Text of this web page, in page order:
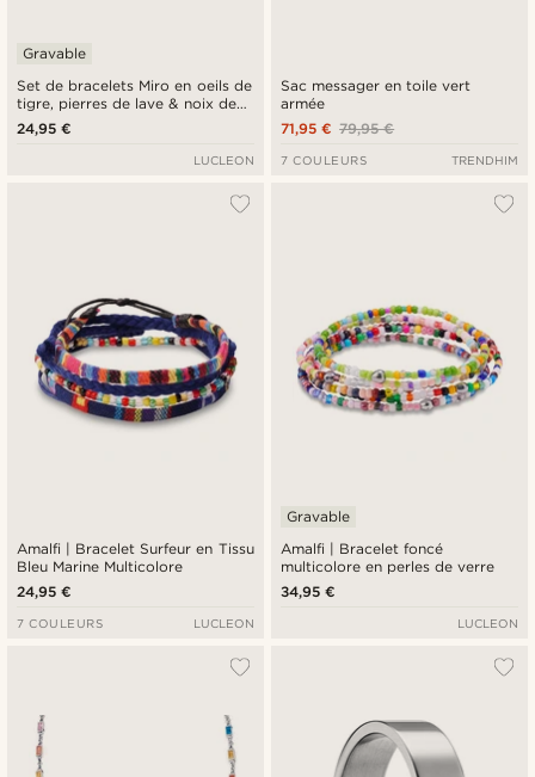
Set de bracelets Miro en oeils de
tigre, pierres de lave & noix de
coco
Gravable
24,95 €
LUCLEON
Sac messager en toile vert
armée
79,95 €
71,95 €
7 COULEURS TRENDHIM
Amalfi | Bracelet Surfeur en Tissu
Bleu Marine Multicolore
24,95 €
7 COULEURS LUCLEON
Amalfi | Bracelet foncé
multicolore en perles de verre
Gravable
34,95 €
LUCLEON